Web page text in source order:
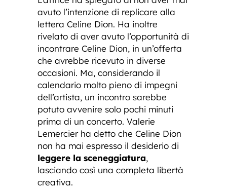
avuto l’intenzione di replicare alla
lettera Celine Dion. Ha inoltre
rivelato di aver avuto l’opportunità di
incontrare Celine Dion, in un’offerta
che avrebbe ricevuto in diverse
occasioni. Ma, considerando il
calendario molto pieno di impegni
dell’artista, un incontro sarebbe
potuto avvenire solo pochi minuti
prima di un concerto. Valerie
Lemercier ha detto che Celine Dion
non ha mai espresso il desiderio di
leggere la sceneggiatura,
lasciando così una completa libertà
creativa.